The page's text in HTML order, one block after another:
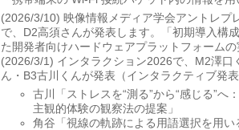
(2026/3/10) 映像情報メディア学会アントレプ
で、D2高須さんが発表します。「初期導入構
た開発者向けハードウェアプラットフォームの
(2026/3/1) インタラクション2026で、M2澤口
ん・B3古川くんが発表（インタラクティブ発表
古川「ストレスを“測る”から“感じる”へ
主観的体験の観察法の提案」
角谷「視線の軌跡による用語選択を用